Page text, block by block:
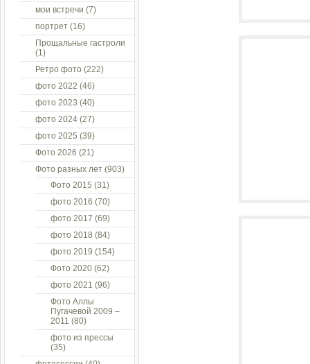
мои встречи (7)
портрет (16)
Прощальные гастроли
(1)
Ретро фото (222)
фото 2022 (46)
фото 2023 (40)
фото 2024 (27)
фото 2025 (39)
Фото 2026 (21)
Фото разных лет (903)
Фото 2015 (31)
фото 2016 (70)
фото 2017 (69)
фото 2018 (84)
фото 2019 (154)
Фото 2020 (62)
фото 2021 (96)
Фото Аллы
Пугачевой 2009 –
2011 (80)
фото из прессы
(35)